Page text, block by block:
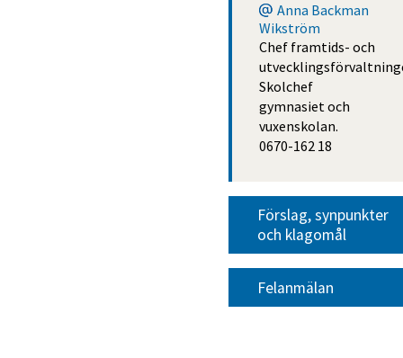
Anna Backman
Wikström
Chef framtids- och
Skolchef
gymnasiet och
vuxenskolan.
0670-162 18
Förslag, synpunkter
och klagomål
Felanmälan